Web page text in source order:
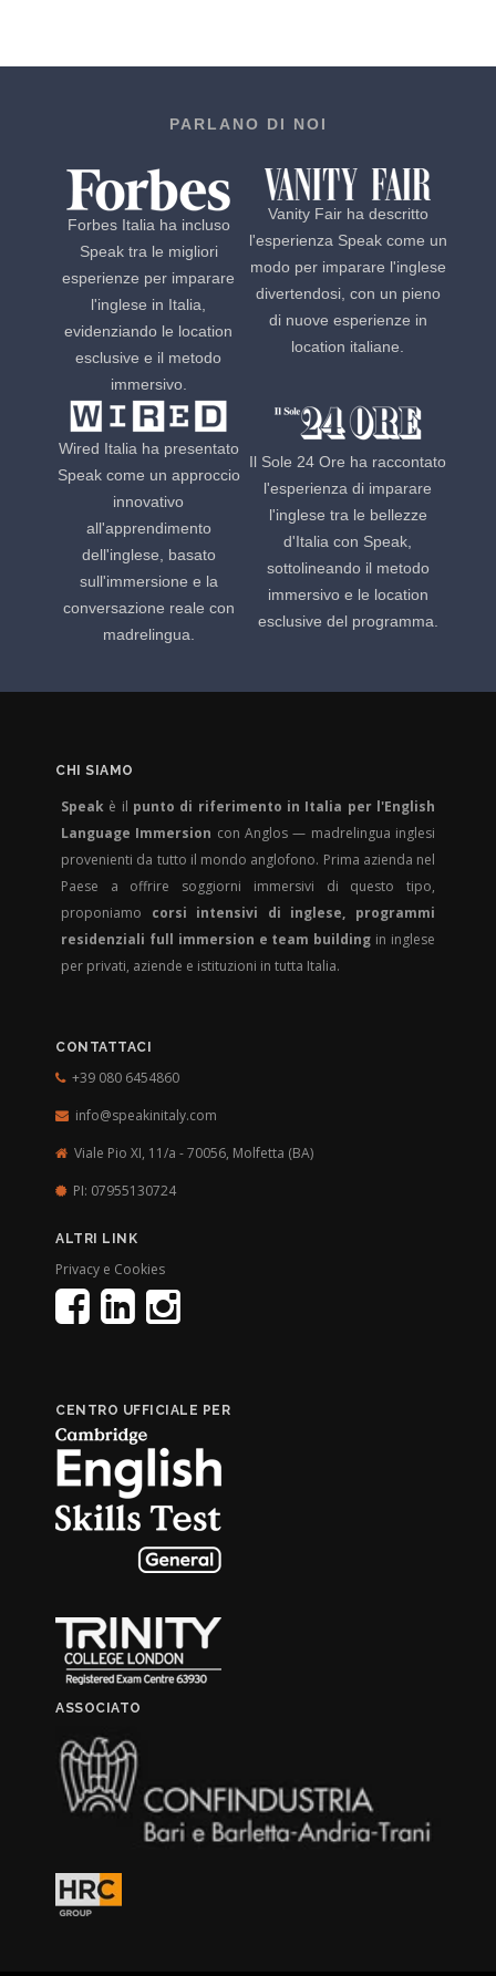
PARLANO DI NOI
Forbes Italia ha incluso
Speak tra le migliori
esperienze per imparare
l'inglese in Italia,
evidenziando le location
esclusive e il metodo
immersivo.
Vanity Fair ha descritto
l'esperienza Speak come un
modo per imparare l'inglese
divertendosi, con un pieno
di nuove esperienze in
location italiane.
Wired Italia ha presentato
Speak come un approccio
innovativo
all'apprendimento
dell'inglese, basato
sull'immersione e la
conversazione reale con
madrelingua.
Il Sole 24 Ore ha raccontato
l'esperienza di imparare
l'inglese tra le bellezze
d'Italia con Speak,
sottolineando il metodo
immersivo e le location
esclusive del programma.
CHI SIAMO
Speak è il punto di riferimento in Italia per l'English
Language Immersion con Anglos — madrelingua inglesi
provenienti da tutto il mondo anglofono. Prima azienda nel
Paese a offrire soggiorni immersivi di questo tipo,
proponiamo corsi intensivi di inglese, programmi
residenziali full immersion e team building in inglese
per privati, aziende e istituzioni in tutta Italia.
CONTATTACI
+39 080 6454860
info@speakinitaly.com
Viale Pio XI, 11/a - 70056, Molfetta (BA)
PI: 07955130724
ALTRI LINK
Privacy e Cookies
CENTRO UFFICIALE PER
ASSOCIATO